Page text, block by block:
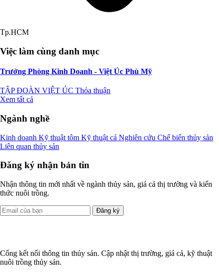
Tp.HCM
Việc làm cùng danh mục
Trưởng Phòng Kinh Doanh - Việt Úc Phù Mỹ
TẬP ĐOÀN VIỆT ÚC Thỏa thuận
Xem tất cả
Ngành nghề
Kinh doanh Kỹ thuật tôm Kỹ thuật cá Nghiên cứu Chế biến thủy sản
Liên quan thủy sản
Đăng ký nhận bản tin
Nhận thông tin mới nhất về ngành thủy sản, giá cả thị trường và kiến
thức nuôi trồng.
Đăng ký
Cổng kết nối thông tin thủy sản. Cập nhật thị trường, giá cả, kỹ thuật
nuôi trồng thủy sản.